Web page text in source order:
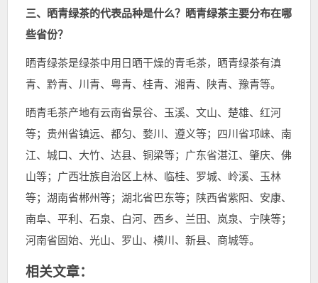
三、晒青绿茶的代表品种是什么？晒青绿茶主要分布在哪
些省份？
晒青绿茶是绿茶中用日晒干燥的青毛茶，晒青绿茶有滇
青、黔青、川青、粤青、桂青、湘青、陕青、豫青等。
晒青毛茶产地有云南省景谷、玉溪、文山、楚雄、红河
等；贵州省镇远、都匀、婺川、遵义等；四川省邛崃、南
江、城口、大竹、达县、铜梁等；广东省湛江、肇庆、佛
山等；广西壮族自治区上林、临桂、罗城、岭溪、玉林
等；湖南省郴州等；湖北省巴东等；陕西省紫阳、安康、
南阜、平利、石泉、白河、西乡、兰田、岚泉、宁陕等；
河南省固始、光山、罗山、横川、新县、商城等。
相关文章：